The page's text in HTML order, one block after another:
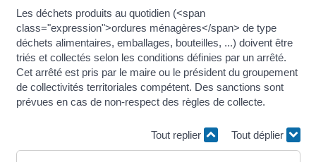
Les déchets produits au quotidien (<span
class="expression">ordures ménagères</span> de type
déchets alimentaires, emballages, bouteilles, ...) doivent être
triés et collectés selon les conditions définies par un arrêté.
Cet arrêté est pris par le maire ou le président du groupement
de collectivités territoriales compétent. Des sanctions sont
prévues en cas de non-respect des règles de collecte.
Tout replier Tout déplier